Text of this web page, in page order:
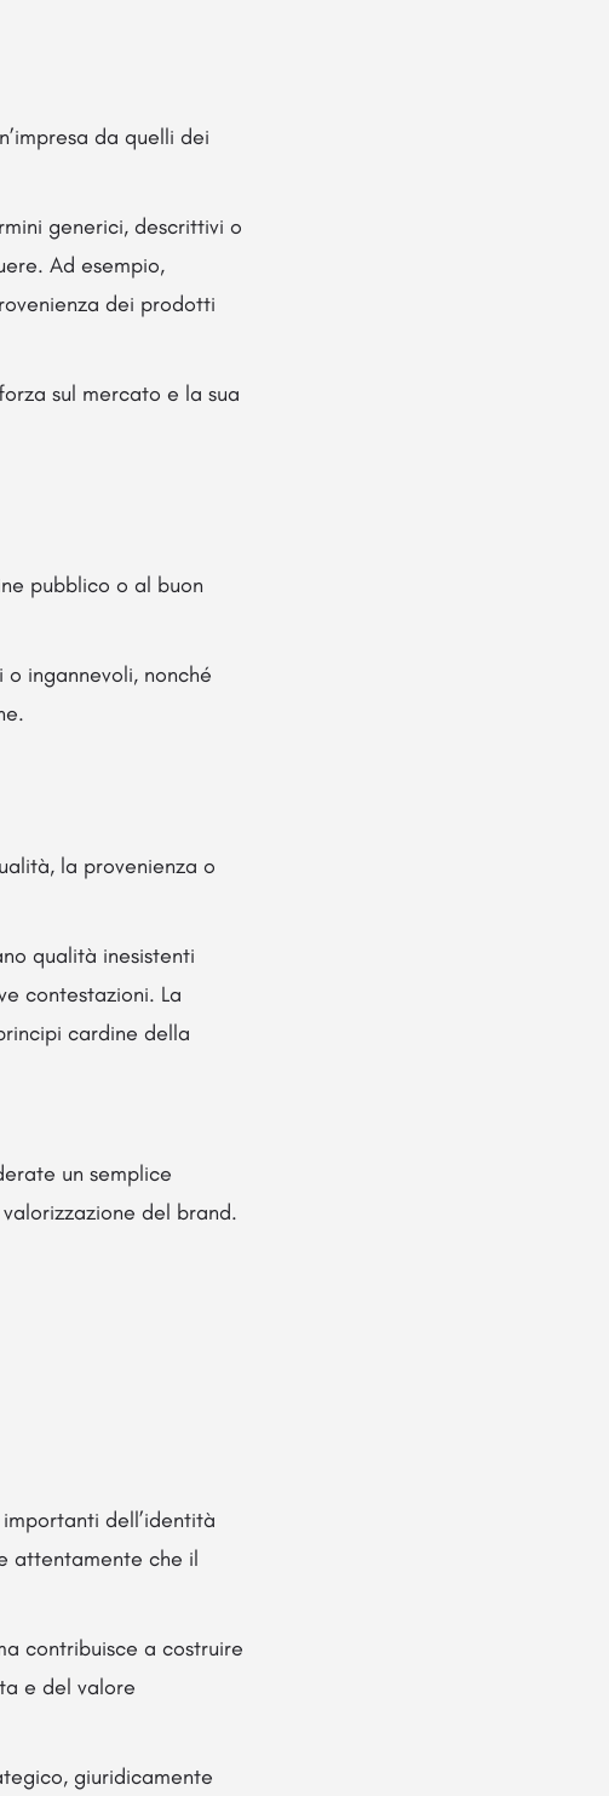
da quelli dei
generici, descrittivi o
Ad esempio,
dei prodotti
sul mercato e la sua
pubblico o al buon
ingannevoli, nonché
la provenienza o
qualità inesistenti
contestazioni. La
cardine della
un semplice
del brand.
dell’identità
attentamente che il
contribuisce a costruire
e del valore
giuridicamente